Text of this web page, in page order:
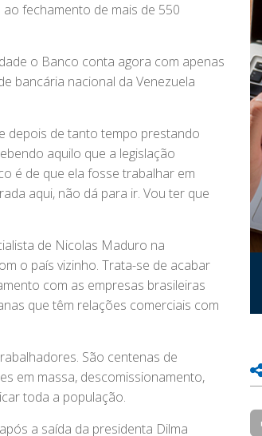
fechamento de mais de 550
o Banco conta agora com apenas
bancária nacional da Venezuela
depois de tanto tempo prestando
aquilo que a legislação
é de que ela fosse trabalhar em
aqui, não dá para ir. Vou ter que
de Nicolas Maduro na
o país vizinho. Trata-se de acabar
com as empresas brasileiras
que têm relações comerciais com
São centenas de
em massa, descomissionamento,
toda a população.
a saída da presidenta Dilma